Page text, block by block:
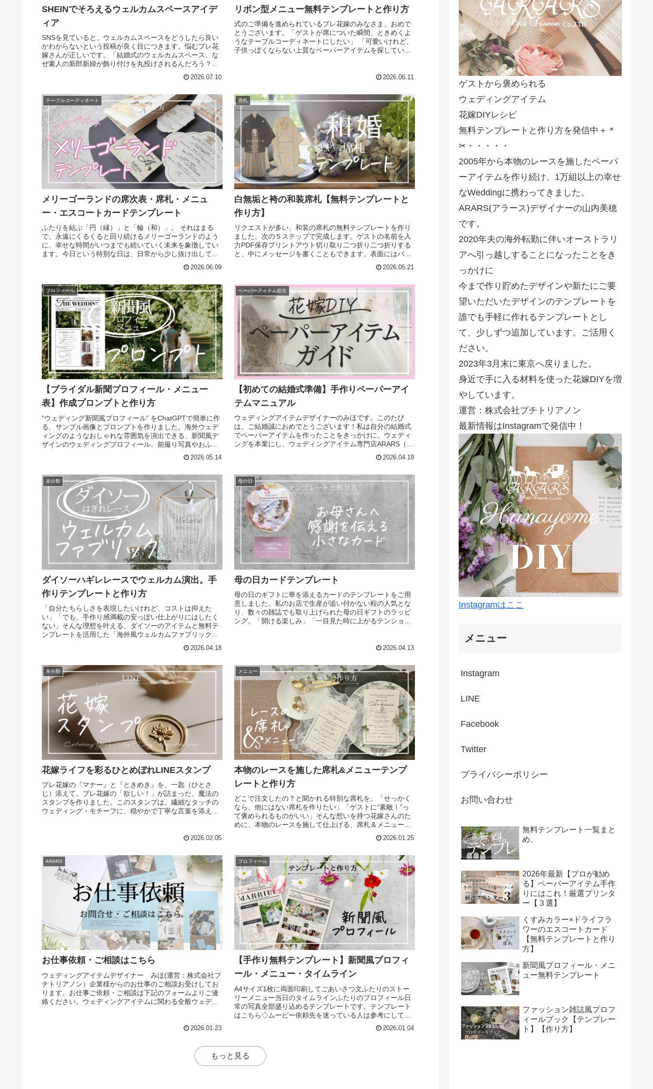
SHEINでそろえるウェルカムスペースアイデ
ィア
SNSを見ていると、ウェルカムスペースをどうしたら良い
かわからないという投稿が良く目につきます。悩むプレ花
嫁さんが正しいです。「結婚式のウェルカムスペース、な
ぜ素人の新郎新婦が飾り付けを丸投げされるんだろう？」
2026.07.10
リボン型メニュー無料テンプレートと作り方
式のご準備を進められているプレ花嫁のみなさま、おめで
とうございます。「ゲストが席についた瞬間、ときめくよ
うなテーブルコーディネートにしたい」 「可愛いけれど、
子供っぽくならない上質なペーパーアイテムを探してい
2026.06.11
テーブルコーディネート
メリーゴーランドの席次表・席札・メニュ
ー・エスコートカードテンプレート
ふたりを結ぶ「円（縁）」と「輪（和）」。 それはまる
で、永遠にくるくると回り続けるメリーゴーランドのよう
に、幸せな時間がいつまでも続いていく未来を象徴してい
ます。今日という特別な日は、日常から少し抜け出して、
2026.06.09
席札
白無垢と袴の和装席札【無料テンプレートと
作り方】
リクエストが多い、和装の席札の無料テンプレートを作り
ました。次の５ステップで完成します。ゲストの名前を入
力PDF保存プリントアウト切り取り二つ折り二つ折りする
と、中にメッセージを書くこともできます。表面にはパー
2026.05.21
プロフィール
【ブライダル新聞プロフィール・メニュー
表】作成プロンプトと作り方
“ウェディング新聞風プロフィール” をChatGPTで簡単に作
る、サンプル画像とプロンプトを作りました。海外ウェデ
ィングのようなおしゃれな雰囲気を演出できる、新聞風デ
ザインのウェディングプロフィール。前撮り写真やおふた
2026.05.14
ペーパーアイテム総合
【初めての結婚式準備】手作りペーパーアイ
テムマニュアル
ウェディングアイテムデザイナーのみほです。このたび
は、ご結婚誠におめでとうございます！私は自分の結婚式
でペーパーアイテムを作ったことをきっかけに、ウェディ
ングを本業にし、ウェディングアイテム専門店ARARS（ア
2026.04.19
未分類
ダイソーハギレレースでウェルカム演出。手
作りテンプレートと作り方
「自分たちらしさを表現したいけれど、コストは抑えた
い」「でも、手作り感満載の安っぽい仕上がりにはしたく
ない」そんな理想を叶える、ダイソーのアイテムと無料テ
ンプレートを活用した「海外風ウェルカムファブリック」
2026.04.18
母の日
母の日カードテンプレート
母の日のギフトに華を添えるカードのテンプレートをご用
意しました。私のお店で生産が追い付かない程の人気とな
り、数々の雑誌でも取り上げられた母の日ギフトのラッピ
ング。「開ける楽しみ」「一目見た時に上がるテンショ
2026.04.13
未分類
花嫁ライフを彩るひとめぼれLINEスタンプ
プレ花嫁の『マナー』と『ときめき』を、一匙（ひとさ
じ）添えて。プレ花嫁の「欲しい！」が詰まった、魔法の
スタンプを作りました。このスタンプは、繊細なタッチの
ウェディング・モチーフに、穏やかで丁寧な言葉を添えた
2026.02.05
メニュー
本物のレースを施した席札&メニューテンプ
レートと作り方
どこで注文したの？と聞かれる特別な席札を。「せっかく
なら、他にはない席札を作りたい」「ゲストに“素敵！”っ
て褒められるものがいい」そんな想いを持つ花嫁さんのた
めに、本物のレースを施して仕上げる、席札＆メニューの
2026.01.25
ARARS
お仕事依頼・ご相談はこちら
ウェディングアイテムデザイナー みほ(運営：株式会社プ
チトリアノン）企業様からのお仕事のご相談お受けしてお
ります。お仕事ご依頼・ご相談は下記のフォームよりご連
絡ください。ウェディングアイテムに関わる全般ウェディ
2026.01.23
プロフィール
【手作り無料テンプレート】新聞風プロフィ
ール・メニュー・タイムライン
A4サイズ1枚に両面印刷してごあいさつ文ふたりのストー
リーメニュー当日のタイムラインふたりのプロフィール日
常の写真全部盛り込めるテンプレートです。テンプレート
はこちら◇ムービー依頼先を迷っている人は参考にしてく
2026.01.04
もっと見る
ゲストから褒められる
ウェディングアイテム
花嫁DIYレシピ
無料テンプレートと作り方を発信中＋＊
✂・・・・・
2005年から本物のレースを施したペーパ
ーアイテムを作り続け、1万組以上の幸せ
なWeddingに携わってきました。
ARARS(アラース)デザイナーの山内美穂
です。
2020年夫の海外転勤に伴いオーストラリ
アへ引っ越しすることになったことをき
っかけに
今まで作り貯めたデザインや新たにご要
望いただいたデザインのテンプレートを
誰でも手軽に作れるテンプレートとし
て、少しずつ追加しています。ご活用く
ださい。
2023年3月末に東京へ戻りました。
身近で手に入る材料を使った花嫁DIYを増
やしています。
運営：株式会社プチトリアノン
最新情報はInstagramで発信中！
Instagramはここ
メニュー
Instagram
LINE
Facebook
Twitter
プライバシーポリシー
お問い合わせ
無料テンプレート一覧まと
め。
2026年最新【プロが勧め
る】ペーパーアイテム手作
りにはこれ！厳選プリンタ
ー【３選】
くすみカラー×ドライフラ
ワーのエスコートカード
【無料テンプレートと作り
方】
新聞風プロフィール・メニ
ュー無料テンプレート
ファッション雑誌風プロフ
ィールブック【テンプレー
ト】【作り方】